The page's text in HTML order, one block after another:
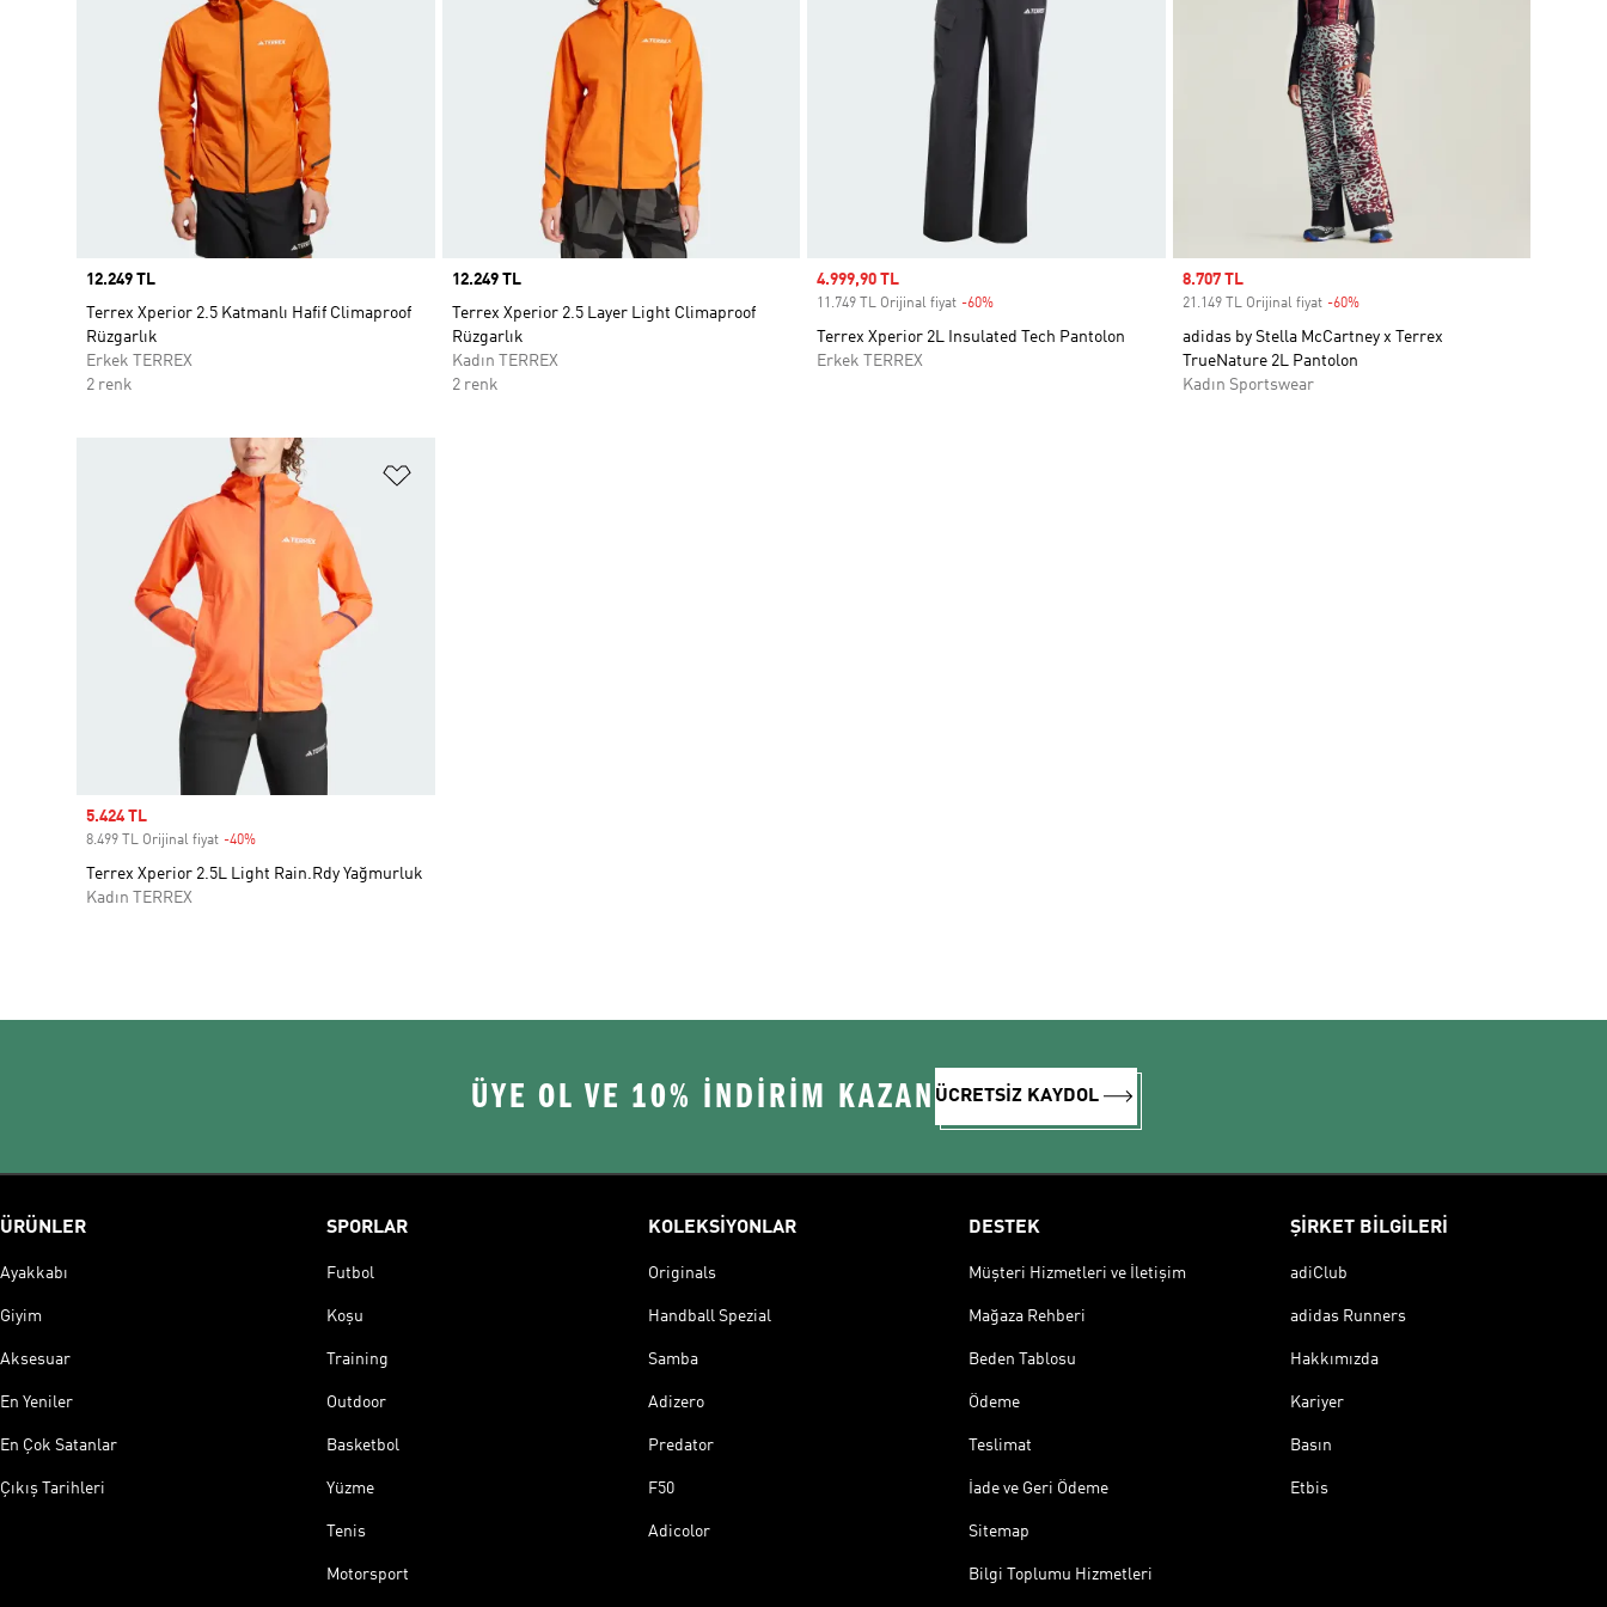
Price
12.249 TL
Terrex Xperior 2.5 Katmanlı Hafif Climaproof
Rüzgarlık
Erkek TERREX
2 renk
Price
12.249 TL
Terrex Xperior 2.5 Layer Light Climaproof
Rüzgarlık
Kadın TERREX
2 renk
Sale price
4.999,90 TL
11.749 TL Orijinal fiyat -60%
Terrex Xperior 2L Insulated Tech Pantolon
Erkek TERREX
Sale price
8.707 TL
21.149 TL Orijinal fiyat -60%Discount
adidas by Stella McCartney x Terrex
TrueNature 2L Pantolon
Kadın Sportswear
Sale price
5.424 TL
8.499 TL Orijinal fiyat -40%
Terrex Xperior 2.5L Light Rain.Rdy Yağmurluk
Kadın TERREX
ÜYE OL VE 10% İNDİRİM KAZAN ÜCRETSİZ KAYDOL
ÜRÜNLER
Ayakkabı
Giyim
Aksesuar
En Yeniler
En Çok Satanlar
Çıkış Tarihleri
SPORLAR
Futbol
Koşu
Training
Outdoor
Basketbol
Yüzme
Tenis
Motorsport
KOLEKSİYONLAR
Originals
Handball Spezial
Samba
Adizero
Predator
F50
Adicolor
DESTEK
Müşteri Hizmetleri ve İletişim
Mağaza Rehberi
Beden Tablosu
Ödeme
Teslimat
İade ve Geri Ödeme
Sitemap
Bilgi Toplumu Hizmetleri
ŞİRKET BİLGİLERİ
adiClub
adidas Runners
Hakkımızda
Kariyer
Basın
Etbis